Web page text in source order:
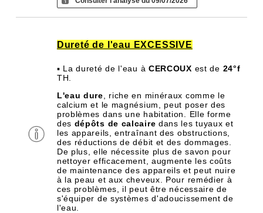
Dureté de l'eau EXCESSIVE
▪ La dureté de l'eau à CERCOUX est de 24°f
TH.
L'eau dure , riche en minéraux comme le
calcium et le magnésium, peut poser des
problèmes dans une habitation. Elle forme
des dépôts de calcaire dans les tuyaux et
les appareils, entraînant des obstructions,
des réductions de débit et des dommages.
De plus, elle nécessite plus de savon pour
nettoyer efficacement, augmente les coûts
de maintenance des appareils et peut nuire
à la peau et aux cheveux. Pour remédier à
ces problèmes, il peut être nécessaire de
s'équiper de systèmes d'adoucissement de
l'eau.